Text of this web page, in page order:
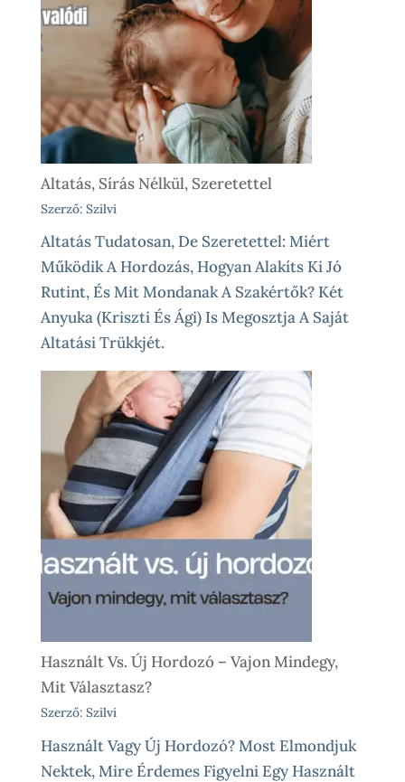
Altatás, Sírás Nélkül, Szeretettel
Szerző: Szilvi
Altatás Tudatosan, De Szeretettel: Miért
Működik A Hordozás, Hogyan Alakíts Ki Jó
Rutint, És Mit Mondanak A Szakértők? Két
Anyuka (Kriszti És Ági) Is Megosztja A Saját
Altatási Trükkjét.
Használt Vs. Új Hordozó – Vajon Mindegy,
Mit Választasz?
Szerző: Szilvi
Használt Vagy Új Hordozó? Most Elmondjuk
Nektek, Mire Érdemes Figyelni Egy Használt